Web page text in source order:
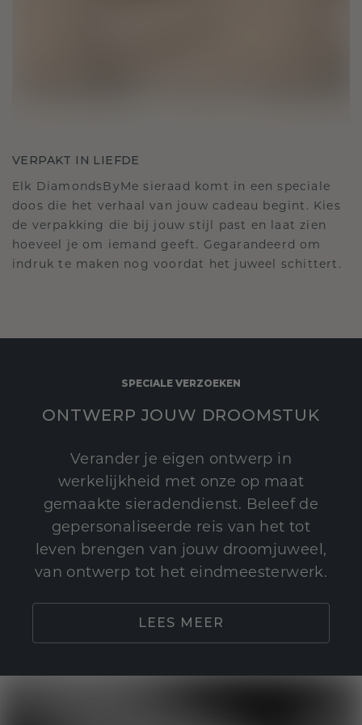
VERPAKT IN LIEFDE
Elk DiamondsByMe sieraad komt in een speciale
doos die het verhaal van jouw cadeau begint. Kies
de verpakking die bij jouw stijl past en laat zien
hoeveel je om iemand geeft. Gegarandeerd om
indruk te maken nog voordat het juweel schittert.
SPECIALE VERZOEKEN
ONTWERP JOUW DROOMSTUK
Verander je eigen ontwerp in
werkelijkheid met onze op maat
gemaakte sieradendienst. Beleef de
gepersonaliseerde reis van het tot
leven brengen van jouw droomjuweel,
van ontwerp tot het eindmeesterwerk.
LEES MEER